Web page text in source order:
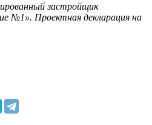
застройщик
№1». Проектная декларация на